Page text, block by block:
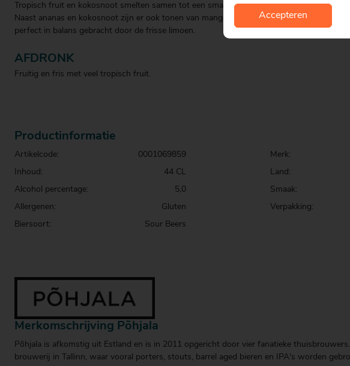
Tropisch fruit en kokosnoot smelten samen tot een smaakvolle cocktail.
Naast ananas en kokosnoot zijn er ook tonen van mango en sinaasappel,
perfect in balans gebracht door de frisse limoen.
AFDRONK
Fruitig en fris met veel tropisch fruit.
Productinformatie
Artikelcode:
0001069859
Inhoud:
44 CL
Alcohol percentage:
5,0
Allergenen:
Gluten
Biersoort:
Sour Beers
Merk:
Land:
Smaak:
Verpakking:
Merkomschrijving Põhjala
Põhjala is afkomstig uit Estland en is in 2011 opgericht door vier fanatieke
brouwerij in Tallinn, waar vooral porters, stouts, barrel aged bieren en IPA's worden
Accepteren